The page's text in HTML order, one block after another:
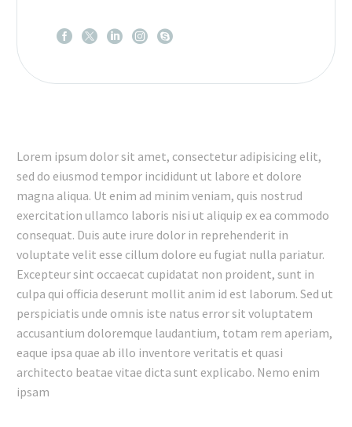
Lorem ipsum dolor sit amet, consectetur adipisicing elit,
sed do eiusmod tempor incididunt ut labore et dolore
magna aliqua. Ut enim ad minim veniam, quis nostrud
exercitation ullamco laboris nisi ut aliquip ex ea commodo
consequat. Duis aute irure dolor in reprehenderit in
voluptate velit esse cillum dolore eu fugiat nulla pariatur.
Excepteur sint occaecat cupidatat non proident, sunt in
culpa qui officia deserunt mollit anim id est laborum. Sed ut
perspiciatis unde omnis iste natus error sit voluptatem
accusantium doloremque laudantium, totam rem aperiam,
eaque ipsa quae ab illo inventore veritatis et quasi
architecto beatae vitae dicta sunt explicabo. Nemo enim
ipsam